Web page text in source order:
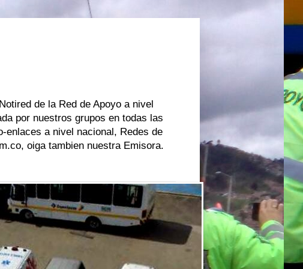
de la Red de Apoyo a nivel
por nuestros grupos en todas las
enlaces a nivel nacional, Redes de
oiga tambien nuestra Emisora.